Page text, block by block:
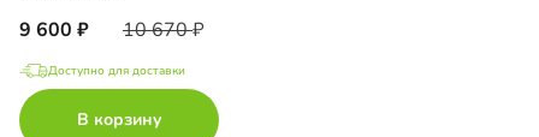
9 600 10 670
Доступно для доставки
В корзину